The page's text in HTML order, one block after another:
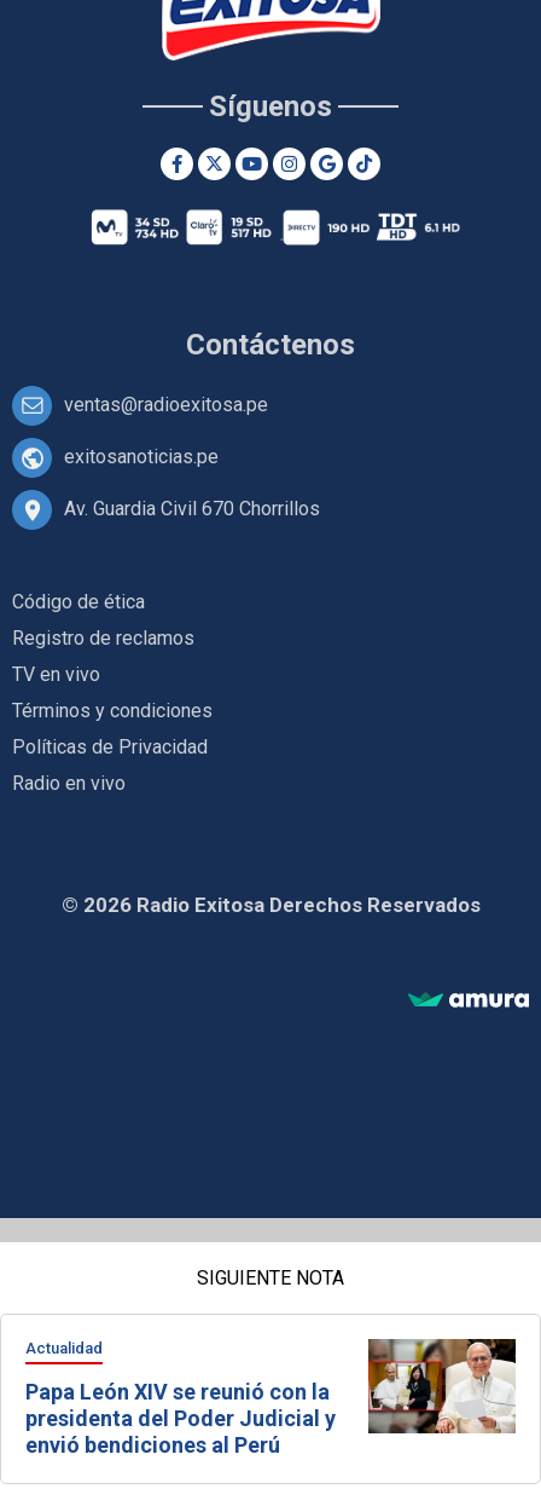
Contáctenos
ventas@radioexitosa.pe
exitosanoticias.pe
Av. Guardia Civil 670 Chorrillos
Síguenos
Código de ética
Registro de reclamos
TV en vivo
Términos y condiciones
Políticas de Privacidad
Radio en vivo
© 2026 Radio Exitosa Derechos Reservados
SIGUIENTE NOTA
Actualidad
Papa León XIV se reunió con la
presidenta del Poder Judicial y
envió bendiciones al Perú